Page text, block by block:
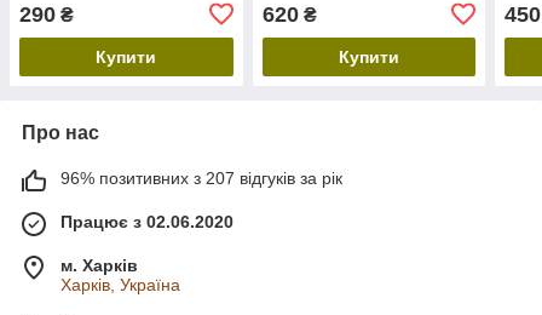
290 ₴
Купити
каменю, кераміки та
пластику
620₴
Купити
450
Про нас
96% позитивних з 207 відгуків за рік
Працює з 02.06.2020
м. Харків
Харків, Україна